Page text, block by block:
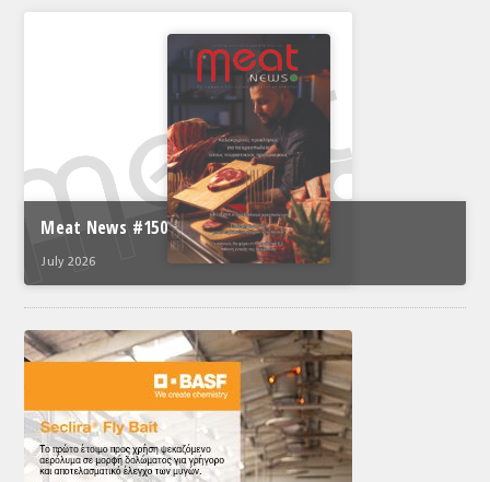
Meat News #150
July 2026